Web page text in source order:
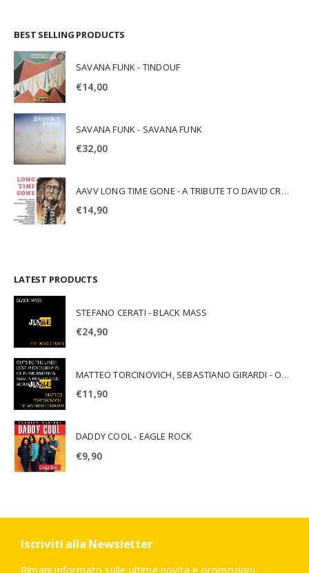
BEST SELLING PRODUCTS
SAVANA FUNK - TINDOUF
€14,00
SAVANA FUNK - SAVANA FUNK
€32,00
AAVV LONG TIME GONE - A TRIBUTE TO DAVID CROSBY
€14,90
LATEST PRODUCTS
STEFANO CERATI - BLACK MASS
€24,90
MATTEO TORCINOVICH, SEBASTIANO GIRARDI - OUTSIDE THE LINES: LOST PHOTOGRAPHS OF PUNK AND NEW WAVE'S MOST ICONIC ALBUMS
€11,90
DADDY COOL - EAGLE ROCK
€9,90
Iscriviti alla Newsletter
Rimani informato sulle ultime novità e promozioni.